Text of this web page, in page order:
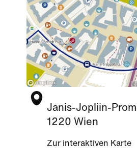
Janis-Jopliin-
1220 Wien
Zur interaktiven Karte